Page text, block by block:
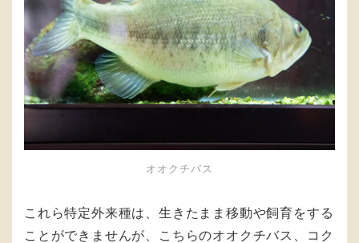
オオクチバス
これら特定外来種は、生きたまま移動や飼育をする
ことができませんが、こちらのオオクチバス、コク